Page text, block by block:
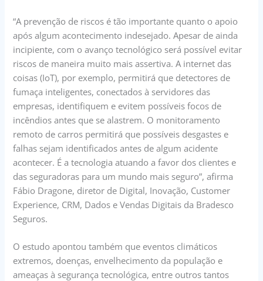
“A prevenção de riscos é tão importante quanto o apoio
após algum acontecimento indesejado. Apesar de ainda
incipiente, com o avanço tecnológico será possível evitar
riscos de maneira muito mais assertiva. A internet das
coisas (IoT), por exemplo, permitirá que detectores de
fumaça inteligentes, conectados à servidores das
empresas, identifiquem e evitem possíveis focos de
incêndios antes que se alastrem. O monitoramento
remoto de carros permitirá que possíveis desgastes e
falhas sejam identificados antes de algum acidente
acontecer. É a tecnologia atuando a favor dos clientes e
das seguradoras para um mundo mais seguro”, afirma
Fábio Dragone, diretor de Digital, Inovação, Customer
Experience, CRM, Dados e Vendas Digitais da Bradesco
Seguros.
O estudo apontou também que eventos climáticos
extremos, doenças, envelhecimento da população e
ameaças à segurança tecnológica, entre outros tantos